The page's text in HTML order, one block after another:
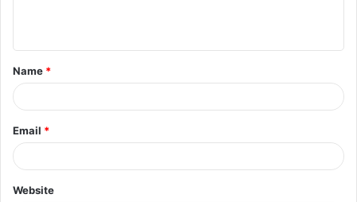
t
*
Name *
Email *
Website